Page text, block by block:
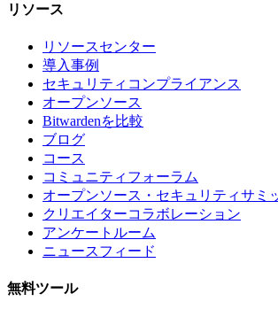
リソース
リソースセンター
導入事例
セキュリティコンプライアンス
オープンソース
Bitwardenを比較
ブログ
コース
コミュニティフォーラム
オープンソース・セキュリティサミ
クリエイターコラボレーション
アンケートルーム
ニュースフィード
無料ツール